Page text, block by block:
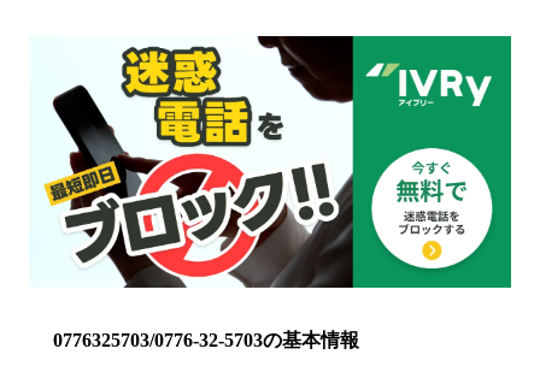
0776325703/0776-32-5703の基本情報